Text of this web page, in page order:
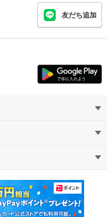
友だち追加
中古マンション
中古一戸建て
教えて！住まいの先生